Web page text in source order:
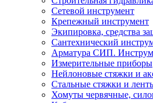
Сетевой инструмент
Крепежный инструмент
Экипировка, средства
Сантехнический
Арматура СИП.
Измерительные приборы
Нейлоновые стяжки и
Стальные стяжки и
Хомуты червячные,